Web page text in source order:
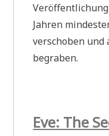
Jahren
verschoben und
begraben.
Eve: The